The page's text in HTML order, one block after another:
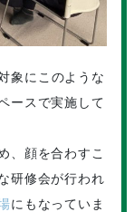
象にこのような
ースで実施して
、顔を合わすこ
研修会が行われ
にもなっていま